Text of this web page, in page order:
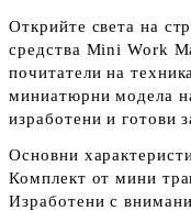
Открийте света на
средства Mini Work
почитатели на
миниатюрни модела
изработени и готови
Основни
Комплект от мини
Изработени с